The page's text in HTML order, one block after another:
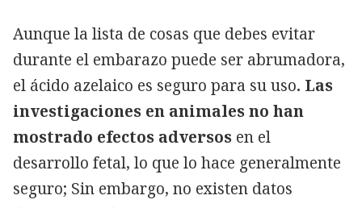
Aunque la lista de cosas que debes evitar
durante el embarazo puede ser abrumadora,
el ácido azelaico es seguro para su uso. Las
investigaciones en animales no han
mostrado efectos adversos en el
desarrollo fetal, lo que lo hace generalmente
seguro; Sin embargo, no existen datos